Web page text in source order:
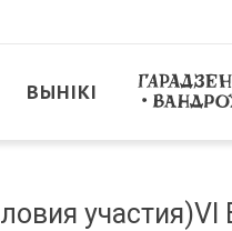
ВЫНІКІ
участия)VI